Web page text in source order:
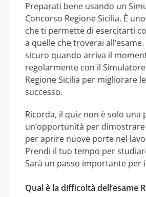
Preparati bene usando un
Concorso Regione Sicilia. È
che ti permette di esercitarti
a quelle che troverai
sicuro quando arriva il
regolarmente con il
Regione Sicilia per migliorare
successo.
Ricorda, il quiz non è solo una
un’opportunità per
per aprire nuove porte nel
Prendi il tuo tempo per
Sarà un passo importante per
Qual è la difficoltà dell’esame